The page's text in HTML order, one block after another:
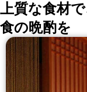
上質な食材
食の晩酌を